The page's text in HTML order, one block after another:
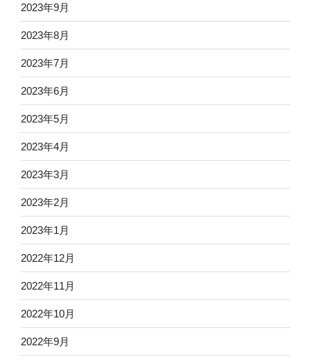
2023年9月
2023年8月
2023年7月
2023年6月
2023年5月
2023年4月
2023年3月
2023年2月
2023年1月
2022年12月
2022年11月
2022年10月
2022年9月